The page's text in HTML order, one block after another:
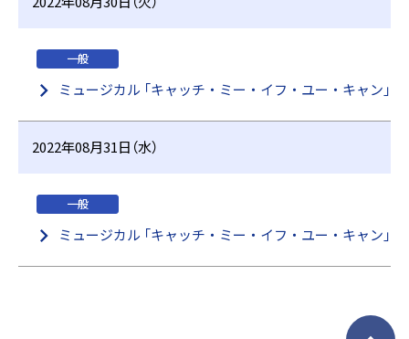
一般
ミュージカル 「キャッチ・ミー・イフ・ユー・キャン」
2022年08月31日（水）
一般
ミュージカル 「キャッチ・ミー・イフ・ユー・キャン」